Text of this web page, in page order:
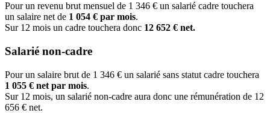
Pour un revenu brut mensuel de 1 346 € un salarié cadre touchera
un salaire net de 1 054 € par mois.
Sur 12 mois un cadre touchera donc 12 652 € net.
Salarié non-cadre
Pour un salaire brut de 1 346 € un salarié sans statut cadre touchera
1 055 € net par mois.
Sur 12 mois, un salarié non-cadre aura donc une rémunération de 12
656 € net.